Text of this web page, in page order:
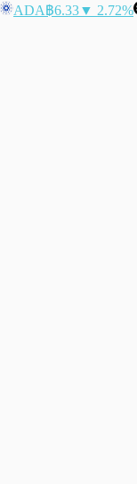
ADA฿6.33▼ 2.72%